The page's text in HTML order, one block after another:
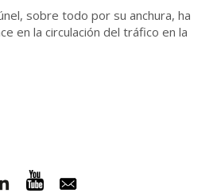
sobre todo por su anchura, ha
en la circulación del tráfico en la